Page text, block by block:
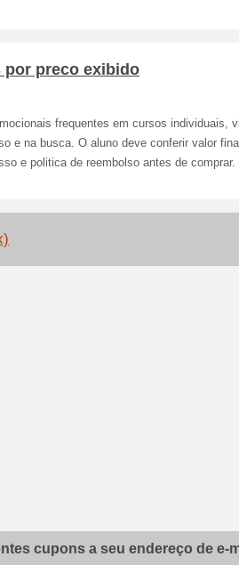
preco exibido
frequentes em cursos individuais,
e na busca. O aluno deve conferir valor
e politica de reembolso antes de comprar.
cupons a seu endereço de e-